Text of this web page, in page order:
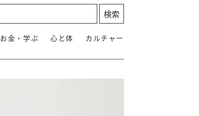
お金・学ぶ 心と体 カルチャー